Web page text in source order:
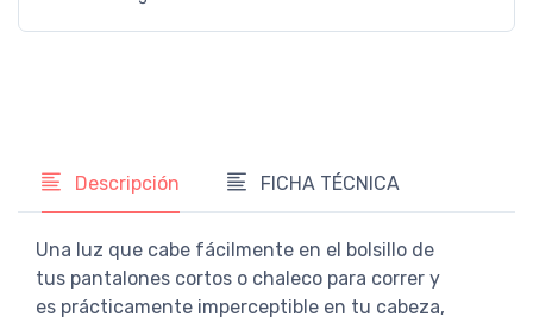
Descripción FICHA TÉCNICA
Una luz que cabe fácilmente en el bolsillo de
tus pantalones cortos o chaleco para correr y
es prácticamente imperceptible en tu cabeza,